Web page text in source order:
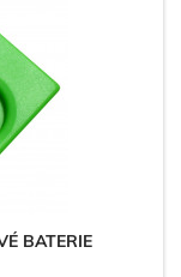
BATERIE